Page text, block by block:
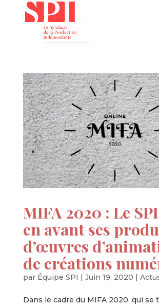
MIFA 2020 : Le
en avant ses
d’œuvres
de créations
par Équipe SPI | Juin 19, 2020 |
Dans le cadre du MIFA 2020, qui se